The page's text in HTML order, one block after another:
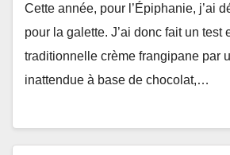
Cette année, pour l’Épiphanie, j’ai
pour la galette. J’ai donc fait un test
traditionnelle crème frangipane par
inattendue à base de chocolat,…